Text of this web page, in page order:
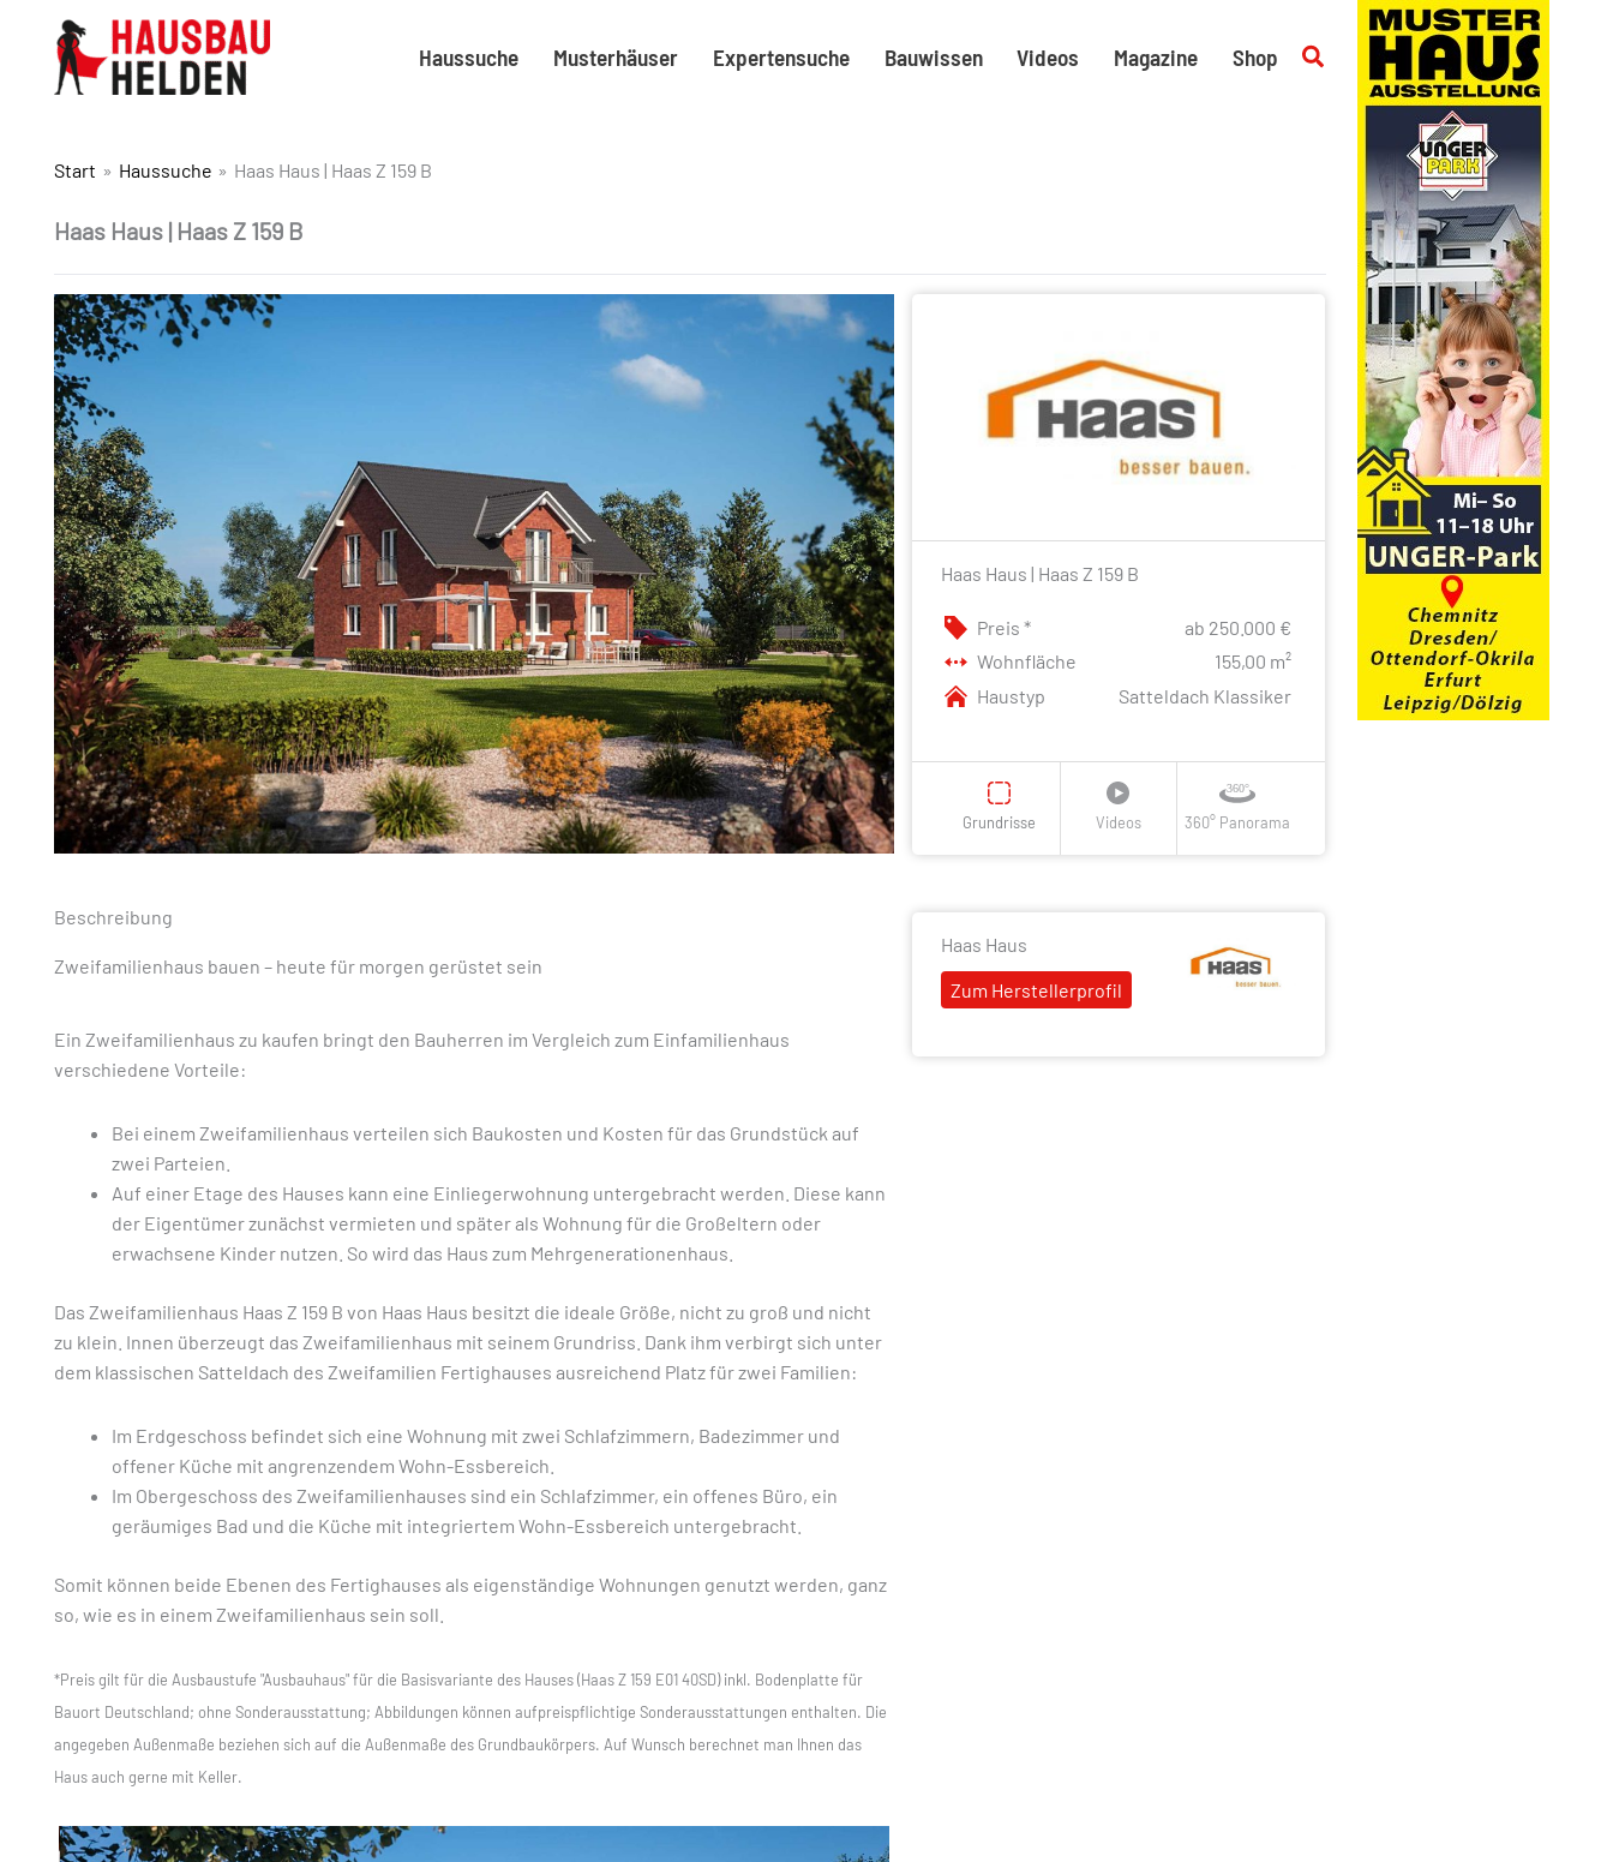
Haussuche Musterhäuser Expertensuche Bauwissen Videos Magazine Shop Suchen
Start Haussuche Haas Haus | Haas Z 159 B
Haas Haus | Haas Z 159 B
Beschreibung
Zweifamilienhaus bauen – heute für morgen gerüstet sein
Ein Zweifamilienhaus zu kaufen bringt den Bauherren im Vergleich zum Einfamilienhaus
verschiedene Vorteile:
Bei einem Zweifamilienhaus verteilen sich Baukosten und Kosten für das Grundstück auf
zwei Parteien.
Auf einer Etage des Hauses kann eine Einliegerwohnung untergebracht werden. Diese kann
der Eigentümer zunächst vermieten und später als Wohnung für die Großeltern oder
erwachsene Kinder nutzen. So wird das Haus zum Mehrgenerationenhaus.
Das Zweifamilienhaus Haas Z 159 B von Haas Haus besitzt die ideale Größe, nicht zu groß und nicht
zu klein. Innen überzeugt das Zweifamilienhaus mit seinem Grundriss. Dank ihm verbirgt sich unter
dem klassischen Satteldach des Zweifamilien Fertighauses ausreichend Platz für zwei Familien:
Im Erdgeschoss befindet sich eine Wohnung mit zwei Schlafzimmern, Badezimmer und
offener Küche mit angrenzendem Wohn-Essbereich.
Im Obergeschoss des Zweifamilienhauses sind ein Schlafzimmer, ein offenes Büro, ein
geräumiges Bad und die Küche mit integriertem Wohn-Essbereich untergebracht.
Somit können beide Ebenen des Fertighauses als eigenständige Wohnungen genutzt werden, ganz
so, wie es in einem Zweifamilienhaus sein soll.
*Preis gilt für die Ausbaustufe "Ausbauhaus" für die Basisvariante des Hauses (Haas Z 159 E01 40SD) inkl. Bodenplatte für
Bauort Deutschland; ohne Sonderausstattung; Abbildungen können aufpreispflichtige Sonderausstattungen enthalten. Die
angegeben Außenmaße beziehen sich auf die Außenmaße des Grundbaukörpers. Auf Wunsch berechnet man Ihnen das
Haus auch gerne mit Keller.
Haas Haus | Haas Z 159 B
Preis *
ab 250.000 €
Wohnfläche
155,00 m²
Haustyp
Satteldach Klassiker
Grundrisse Videos 360° Panorama
Haas Haus
Zum Herstellerprofil